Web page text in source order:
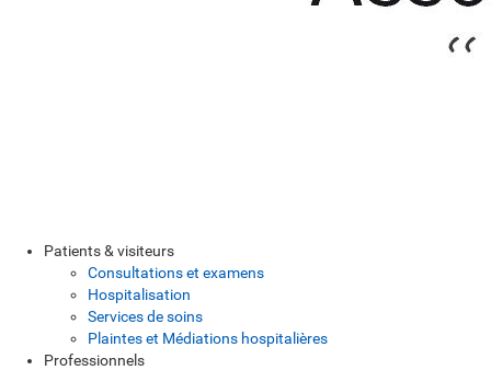
Patients & visiteurs
Consultations et examens
Hospitalisation
Services de soins
Plaintes et Médiations hospitalières
Professionnels